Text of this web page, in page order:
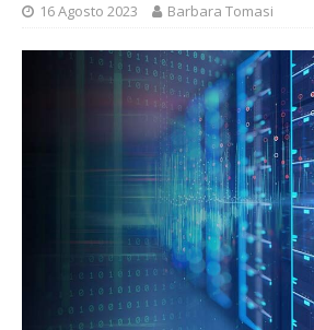
16 Agosto 2023 Barbara Tomasi